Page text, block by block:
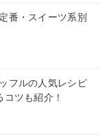
番・スイーツ系別
フルの人気レシピ
ツも紹介！